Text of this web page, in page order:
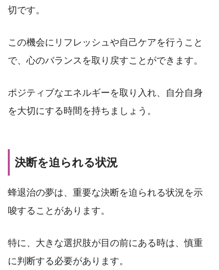
切です。
この機会にリフレッシュや自己ケアを行うこと
で、心のバランスを取り戻すことができます。
ポジティブなエネルギーを取り入れ、自分自身
を大切にする時間を持ちましょう。
決断を迫られる状況
蜂退治の夢は、重要な決断を迫られる状況を示
唆することがあります。
特に、大きな選択肢が目の前にある時は、慎重
に判断する必要があります。